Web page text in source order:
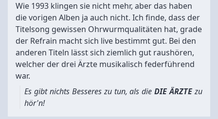
Wie 1993 klingen sie nicht mehr, aber das haben
die vorigen Alben ja auch nicht. Ich finde, dass der
Titelsong gewissen Ohrwurmqualitäten hat, grade
der Refrain macht sich live bestimmt gut. Bei den
anderen Titeln lässt sich ziemlich gut raushören,
welcher der drei Ärzte musikalisch federführend
war.
Es gibt nichts Besseres zu tun, als dieDIE ÄRZTEzu
hör'n!